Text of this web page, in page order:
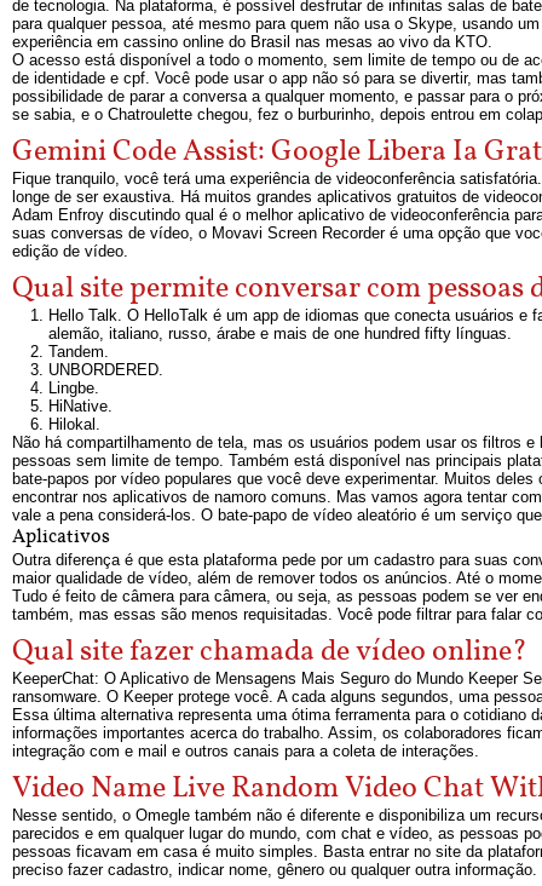
de tecnologia. Na plataforma, é possível desfrutar de infinitas salas de
para qualquer pessoa, até mesmo para quem não usa o Skype, usando
experiência em cassino online do Brasil nas mesas ao vivo da KTO.
O acesso está disponível a todo o momento, sem limite de tempo ou de
de identidade e cpf. Você pode usar o app não só para se divertir, mas
possibilidade de parar a conversa a qualquer momento, e passar para o
se sabia, e o Chatroulette chegou, fez o burburinho, depois entrou em
Gemini Code Assist: Google Libera Ia
Fique tranquilo, você terá uma experiência de videoconferência
longe de ser exaustiva. Há muitos grandes aplicativos gratuitos de
Adam Enfroy discutindo qual é o melhor aplicativo de videoconferência
suas conversas de vídeo, o Movavi Screen Recorder é uma opção que
edição de vídeo.
Qual site permite conversar com pessoas
Hello Talk. O HelloTalk é um app de idiomas que conecta usuários
alemão, italiano, russo, árabe e mais de one hundred fifty línguas.
Tandem.
UNBORDERED.
Lingbe.
HiNative.
Hilokal.
Não há compartilhamento de tela, mas os usuários podem usar os filtros
pessoas sem limite de tempo. Também está disponível nas principais
bate-papos por vídeo populares que você deve experimentar. Muitos
encontrar nos aplicativos de namoro comuns. Mas vamos agora tentar
vale a pena considerá-los. O bate-papo de vídeo aleatório é um serviço
Aplicativos
Outra diferença é que esta plataforma pede por um cadastro para suas
maior qualidade de vídeo, além de remover todos os anúncios. Até o
Tudo é feito de câmera para câmera, ou seja, as pessoas podem se ver
também, mas essas são menos requisitadas. Você pode filtrar para falar
Qual site fazer chamada de vídeo online?
KeeperChat: O Aplicativo de Mensagens Mais Seguro do Mundo Keeper
ransomware. O Keeper protege você. A cada alguns segundos, uma
Essa última alternativa representa uma ótima ferramenta para o
informações importantes acerca do trabalho. Assim, os colaboradores
integração com e mail e outros canais para a coleta de interações.
Video Name Live Random Video Chat
Nesse sentido, o Omegle também não é diferente e disponibiliza um
parecidos e em qualquer lugar do mundo, com chat e vídeo, as pessoas
pessoas ficavam em casa é muito simples. Basta entrar no site da
preciso fazer cadastro, indicar nome, gênero ou qualquer outra informação.